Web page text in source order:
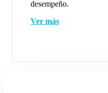
desempeño.
Ver más